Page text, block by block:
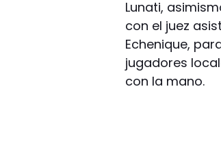
Lunati,
con el juez
Echenique,
jugadores
con la mano.